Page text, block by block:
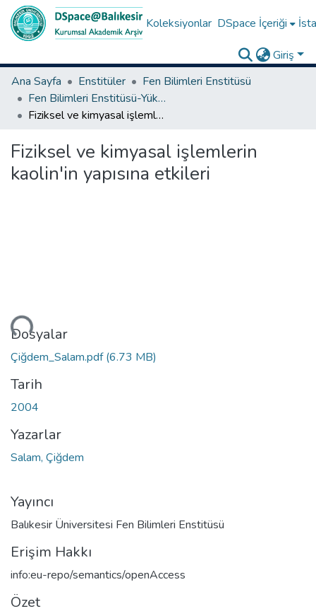
Koleksiyonlar DSpace İçeriği
Giriş
Ana Sayfa
Enstitüler
Fen Bilimleri Enstitüsü
Fen Bilimleri Enstitüsü-Yüksek Lisans Tezleri
Fiziksel ve kimyasal işlemlerin kaolin'in yapısına etkileri
Fiziksel ve kimyasal işlemlerin
kaolin'in yapısına etkileri
Dosyalar
Çiğdem_Salam.pdf(6.73 MB)
Tarih
2004
Yazarlar
Salam, Çiğdem
Yayıncı
Balıkesir Üniversitesi Fen Bilimleri Enstitüsü
Erişim Hakkı
info:eu-repo/semantics/openAccess
Özet